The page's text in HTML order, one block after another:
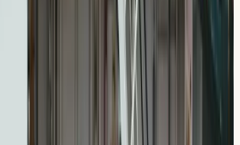
vilket är det som bygger in
Slagsta marina ökar sommartrafiken
som letar parkering och rör sig
Slagsta gård är det lugnt nog för
utan tidspress — och därifrån är det